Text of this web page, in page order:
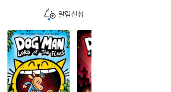
알림신청